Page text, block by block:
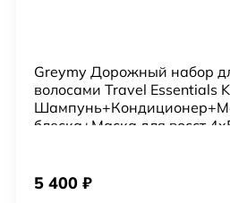
Greymy Дорожный набор
волосами Travel Essentials
блеска+Маска для восст
5 400 ₽